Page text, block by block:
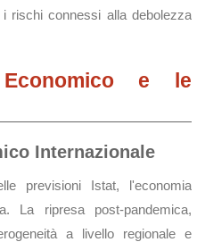
rischi connessi alla debolezza
e le
Internazionale
previsioni Istat, l'economia
La ripresa post-pandemica,
a livello regionale e